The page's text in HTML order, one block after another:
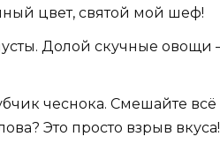
цвет, святой мой шеф!
Долой скучные овощи –
чеснока. Смешайте
Это просто взрыв вкуса!